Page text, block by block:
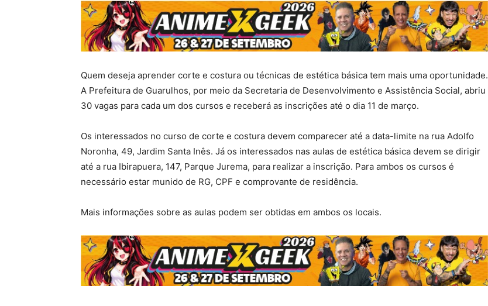
Quem deseja aprender corte e costura ou técnicas de estética básica tem mais uma oportunidade.
A Prefeitura de Guarulhos, por meio da Secretaria de Desenvolvimento e Assistência Social, abriu
30 vagas para cada um dos cursos e receberá as inscrições até o dia 11 de março.
Os interessados no curso de corte e costura devem comparecer até a data-limite na rua Adolfo
Noronha, 49, Jardim Santa Inês. Já os interessados nas aulas de estética básica devem se dirigir
até a rua Ibirapuera, 147, Parque Jurema, para realizar a inscrição. Para ambos os cursos é
necessário estar munido de RG, CPF e comprovante de residência.
Mais informações sobre as aulas podem ser obtidas em ambos os locais.